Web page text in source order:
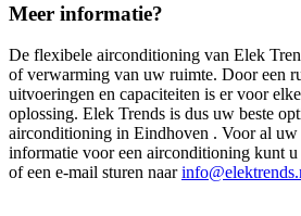
Meer informatie?
De flexibele airconditioning van Elek
of verwarming van uw ruimte. Door een
uitvoeringen en capaciteiten is er voor
oplossing. Elek Trends is dus uw beste
airconditioning in Eindhoven . Voor al uw
informatie voor een airconditioning kunt
of een e-mail sturen naar